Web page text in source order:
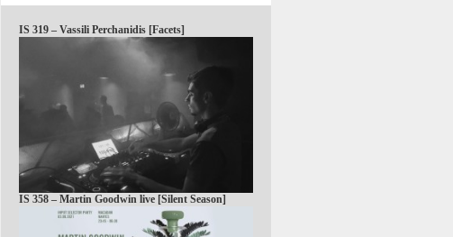
IS 319 – Vassili Perchanidis [Facets]
IS 358 – Martin Goodwin live [Silent Season]